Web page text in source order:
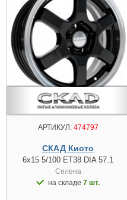
АРТИКУЛ:474797
СКАД Киото
6x15 5/100 ET38 DIA 57.1
Селена
на складе 7 шт.